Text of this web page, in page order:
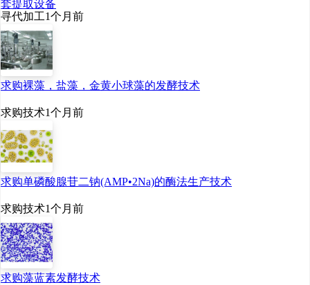
套提取设备
寻代加工1个月前
求购裸藻，盐藻，金黄小球藻的发酵技术
求购技术1个月前
求购单磷酸腺苷二钠(AMP•2Na)的酶法生产技术
求购技术1个月前
求购藻蓝素发酵技术